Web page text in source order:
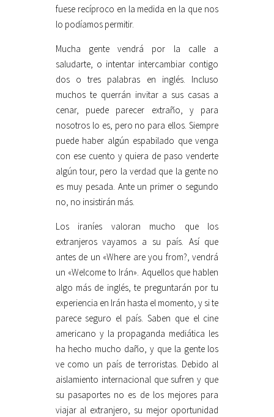
fuese recíproco en la medida en la que nos
lo podíamos permitir.
Mucha gente vendrá por la calle a
saludarte, o intentar intercambiar contigo
dos o tres palabras en inglés. Incluso
muchos te querrán invitar a sus casas a
cenar, puede parecer extraño, y para
nosotros lo es, pero no para ellos. Siempre
puede haber algún espabilado que venga
con ese cuento y quiera de paso venderte
algún tour, pero la verdad que la gente no
es muy pesada. Ante un primer o segundo
no, no insistirán más.
Los iraníes valoran mucho que los
extranjeros vayamos a su país. Así que
antes de un «Where are you from?, vendrá
un «Welcome to Irán». Aquellos que hablen
algo más de inglés, te preguntarán por tu
experiencia en Irán hasta el momento, y si te
parece seguro el país. Saben que el cine
americano y la propaganda mediática les
ha hecho mucho daño, y que la gente los
ve como un país de terroristas. Debido al
aislamiento internacional que sufren y que
su pasaportes no es de los mejores para
viajar al extranjero, su mejor oportunidad